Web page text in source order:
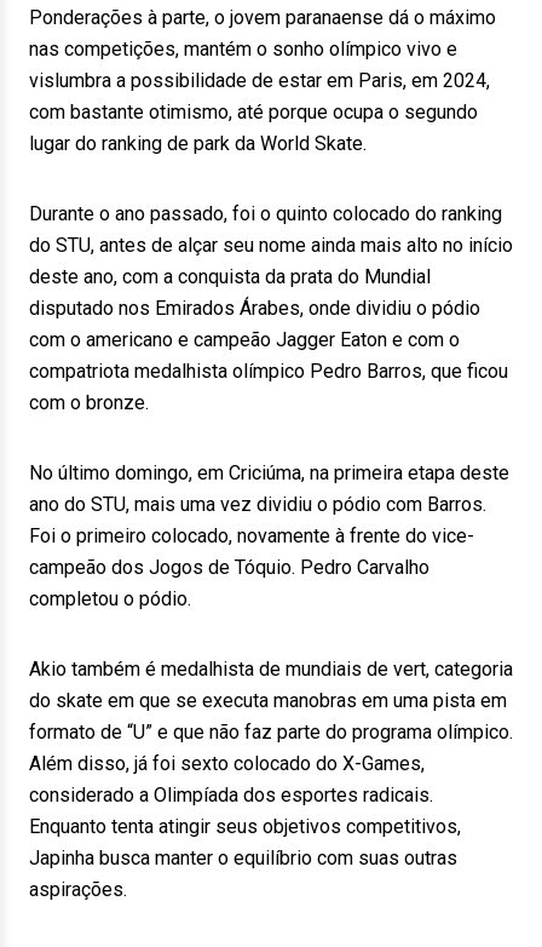
Ponderações à parte, o jovem paranaense dá o máximo
nas competições, mantém o sonho olímpico vivo e
vislumbra a possibilidade de estar em Paris, em 2024,
com bastante otimismo, até porque ocupa o segundo
lugar do ranking de park da World Skate.
Durante o ano passado, foi o quinto colocado do ranking
do STU, antes de alçar seu nome ainda mais alto no início
deste ano, com a conquista da prata do Mundial
disputado nos Emirados Árabes, onde dividiu o pódio
com o americano e campeão Jagger Eaton e com o
compatriota medalhista olímpico Pedro Barros, que ficou
com o bronze.
No último domingo, em Criciúma, na primeira etapa deste
ano do STU, mais uma vez dividiu o pódio com Barros.
Foi o primeiro colocado, novamente à frente do vice-
campeão dos Jogos de Tóquio. Pedro Carvalho
completou o pódio.
Akio também é medalhista de mundiais de vert, categoria
do skate em que se executa manobras em uma pista em
formato de “U” e que não faz parte do programa olímpico.
Além disso, já foi sexto colocado do X-Games,
considerado a Olimpíada dos esportes radicais.
Enquanto tenta atingir seus objetivos competitivos,
Japinha busca manter o equilíbrio com suas outras
aspirações.